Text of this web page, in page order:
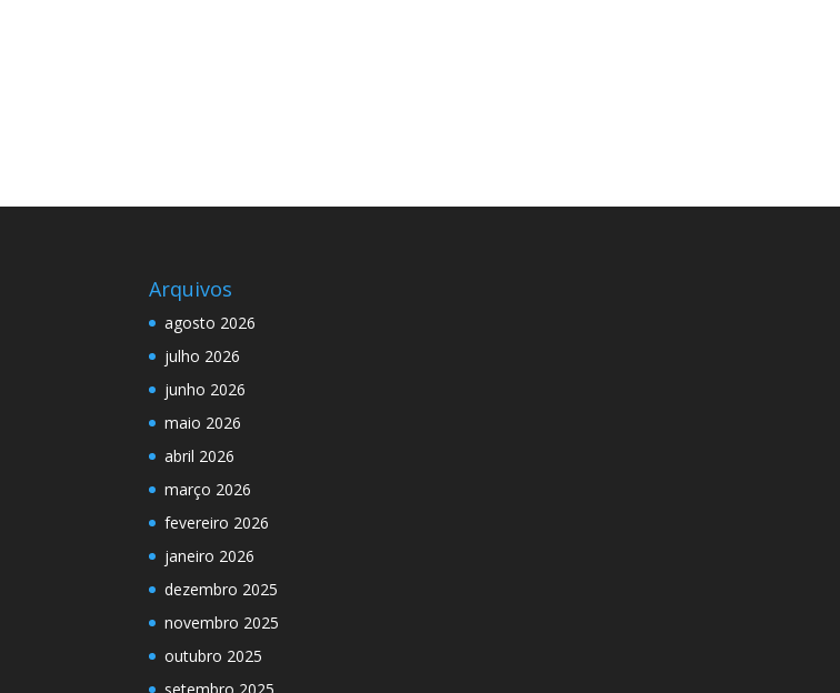
Arquivos
agosto 2026
julho 2026
junho 2026
maio 2026
abril 2026
março 2026
fevereiro 2026
janeiro 2026
dezembro 2025
novembro 2025
outubro 2025
setembro 2025